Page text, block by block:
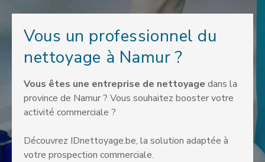
Vous un professionnel du
nettoyage à Namur ?
Vous êtes une entreprise de nettoyage dans la
province de Namur ? Vous souhaitez booster votre
activité commerciale ?
Découvrez IDnettoyage.be, la solution adaptée à
votre prospection commerciale.